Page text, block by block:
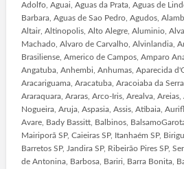
Adolfo, Aguai, Aguas da Prata, Aguas de
Barbara, Aguas de Sao Pedro, Agudos,
Altair, Altinopolis, Alto Alegre, Aluminio,
Machado, Alvaro de Carvalho, Alvinlandia,
Brasiliense, Americo de Campos, Amparo
Angatuba, Anhembi, Anhumas, Aparecida
Aracariguama, Aracatuba, Aracoiaba da
Araraquara, Araras, Arco-Iris, Arealva,
Nogueira, Aruja, Aspasia, Assis, Atibaia,
Avare, Bady Bassitt, Balbinos,
Mairiporã SP, Caieiras SP, Itanhaém SP,
Barretos SP, Jandira SP, Ribeirão Pires SP,
de Antonina, Barbosa, Bariri, Barra Bonita,